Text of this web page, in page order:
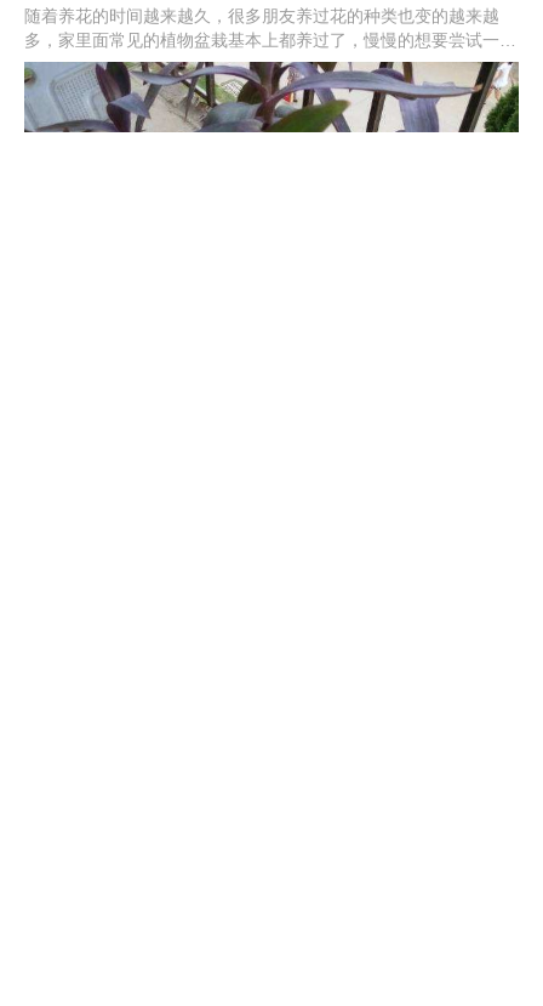
随着养花的时间越来越久，很多朋友养过花的种类也变的越来越
多，家里面常见的植物盆栽基本上都养过了，慢慢的想要尝试一些
新的植物来养殖，有很多朋友给花花留言，想要花花来给大家科普
一下其他的植物，能够给家里增添一些色彩。